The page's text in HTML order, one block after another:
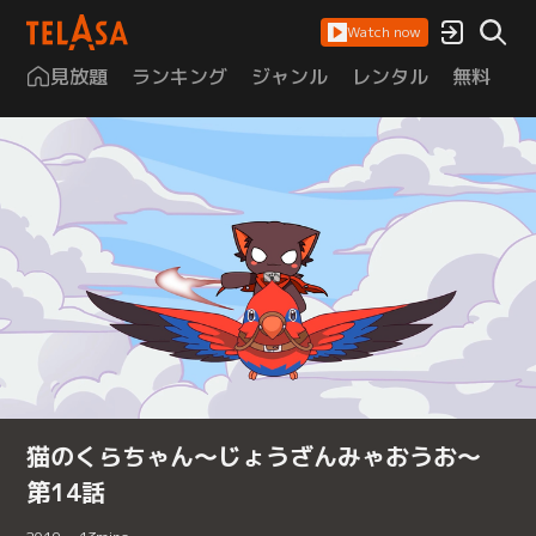
Watch now
見放題 ランキング ジャンル レンタル 無料
猫のくらちゃん～じょうざんみゃおうお～
第14話